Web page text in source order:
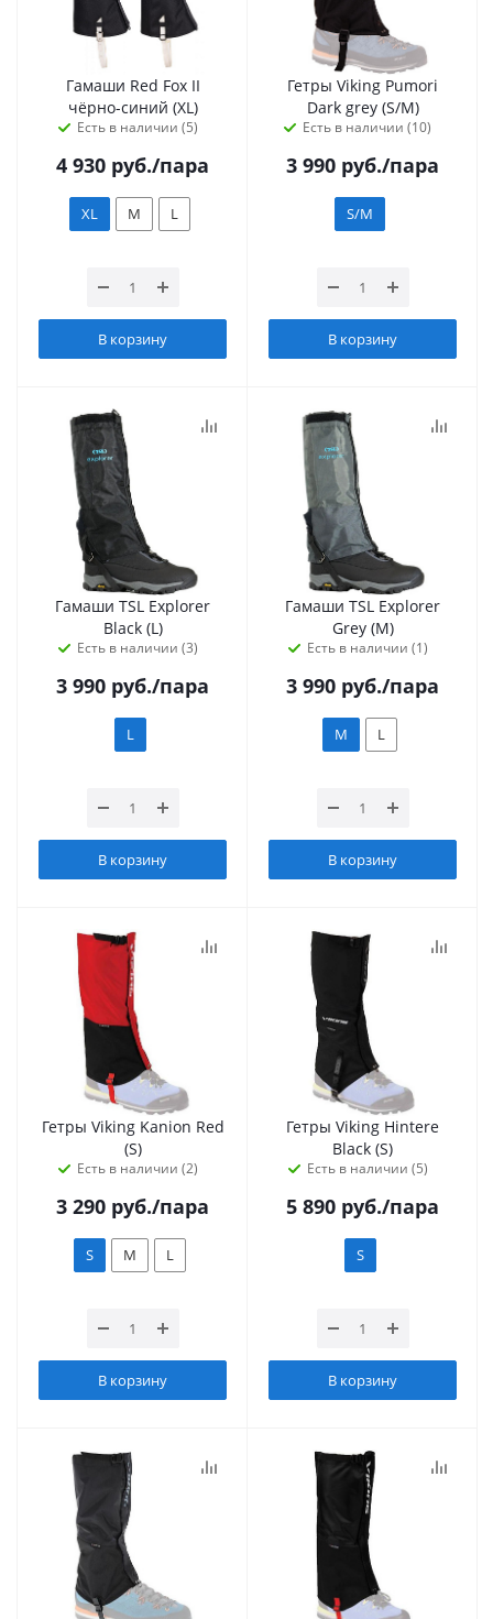
Гамаши Red Fox II
чёрно-синий (XL)
Есть в наличии (5)
4 930 руб./пара
XL M L
В корзину
Гетры Viking Pumori
Dark grey (S/M)
Есть в наличии (10)
3 990 руб./пара
S/M
В корзину
Гамаши TSL Explorer
Black (L)
Есть в наличии (3)
3 990 руб./пара
L
В корзину
Гамаши TSL Explorer
Grey (M)
Есть в наличии (1)
3 990 руб./пара
M L
В корзину
Гетры Viking Kanion Red
(S)
Есть в наличии (2)
3 290 руб./пара
S M L
В корзину
Гетры Viking Hintere
Black (S)
Есть в наличии (5)
5 890 руб./пара
S
В корзину